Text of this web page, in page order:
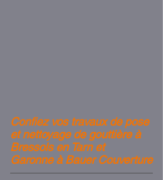
Confiez vos travaux de pose
et nettoyage de gouttière à
Bressols en Tarn et
Garonne à Bauer Couverture